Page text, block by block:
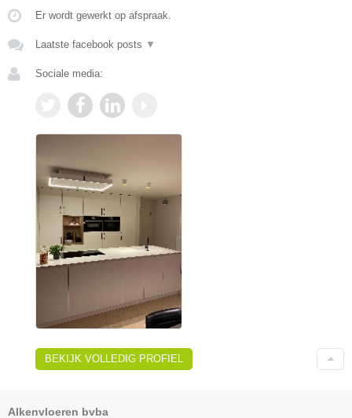
Er wordt gewerkt op afspraak.
Laatste facebook posts ▼
Sociale media:
BEKIJK VOLLEDIG PROFIEL
Alkenvloeren bvba